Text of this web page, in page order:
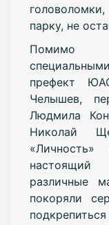
парку, не
Помимо
префект
Челышев,
Людмила
Николай
«Личность»
настоящий
различные
покоряли